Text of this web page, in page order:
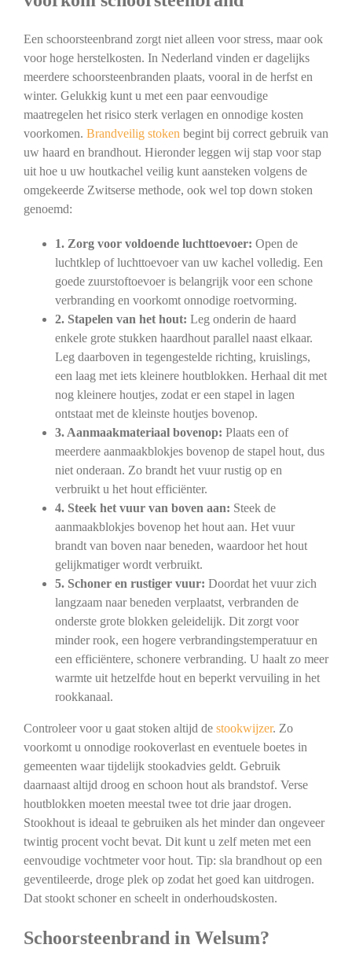
Een schoorsteenbrand zorgt niet alleen voor stress, maar ook
voor hoge herstelkosten. In Nederland vinden er dagelijks
meerdere schoorsteenbranden plaats, vooral in de herfst en
winter. Gelukkig kunt u met een paar eenvoudige
maatregelen het risico sterk verlagen en onnodige kosten
voorkomen. Brandveilig stoken begint bij correct gebruik van
uw haard en brandhout. Hieronder leggen wij stap voor stap
uit hoe u uw houtkachel veilig kunt aansteken volgens de
omgekeerde Zwitserse methode, ook wel top down stoken
genoemd:
1. Zorg voor voldoende luchttoevoer: Open de
luchtklep of luchttoevoer van uw kachel volledig. Een
goede zuurstoftoevoer is belangrijk voor een schone
verbranding en voorkomt onnodige roetvorming.
2. Stapelen van het hout: Leg onderin de haard
enkele grote stukken haardhout parallel naast elkaar.
Leg daarboven in tegengestelde richting, kruislings,
een laag met iets kleinere houtblokken. Herhaal dit met
nog kleinere houtjes, zodat er een stapel in lagen
ontstaat met de kleinste houtjes bovenop.
3. Aanmaakmateriaal bovenop: Plaats een of
meerdere aanmaakblokjes bovenop de stapel hout, dus
niet onderaan. Zo brandt het vuur rustig op en
verbruikt u het hout efficiënter.
4. Steek het vuur van boven aan: Steek de
aanmaakblokjes bovenop het hout aan. Het vuur
brandt van boven naar beneden, waardoor het hout
gelijkmatiger wordt verbruikt.
5. Schoner en rustiger vuur: Doordat het vuur zich
langzaam naar beneden verplaatst, verbranden de
onderste grote blokken geleidelijk. Dit zorgt voor
minder rook, een hogere verbrandingstemperatuur en
een efficiëntere, schonere verbranding. U haalt zo meer
warmte uit hetzelfde hout en beperkt vervuiling in het
rookkanaal.
Controleer voor u gaat stoken altijd de stookwijzer. Zo
voorkomt u onnodige rookoverlast en eventuele boetes in
gemeenten waar tijdelijk stookadvies geldt. Gebruik
daarnaast altijd droog en schoon hout als brandstof. Verse
houtblokken moeten meestal twee tot drie jaar drogen.
Stookhout is ideaal te gebruiken als het minder dan ongeveer
twintig procent vocht bevat. Dit kunt u zelf meten met een
eenvoudige vochtmeter voor hout. Tip: sla brandhout op een
geventileerde, droge plek op zodat het goed kan uitdrogen.
Dat stookt schoner en scheelt in onderhoudskosten.
Schoorsteenbrand in Welsum?